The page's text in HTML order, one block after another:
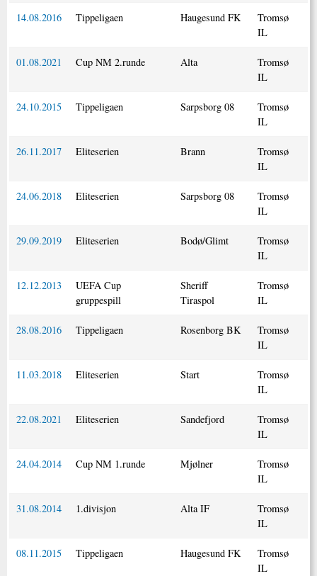
14.08.2016 Tippeligaen Haugesund FK
Tromsø
IL
01.08.2021 Cup NM 2.runde Alta
Tromsø
IL
24.10.2015 Tippeligaen Sarpsborg 08
Tromsø
IL
26.11.2017 Eliteserien Brann
Tromsø
IL
24.06.2018 Eliteserien Sarpsborg 08
Tromsø
IL
29.09.2019 Eliteserien Bodø/Glimt
Tromsø
IL
12.12.2013
UEFA Cup
gruppespill
Sheriff
Tiraspol
Tromsø
IL
28.08.2016 Tippeligaen Rosenborg BK
Tromsø
IL
11.03.2018 Eliteserien Start
Tromsø
IL
22.08.2021 Eliteserien Sandefjord
Tromsø
IL
24.04.2014 Cup NM 1.runde Mjølner
Tromsø
IL
31.08.2014 1.divisjon Alta IF
Tromsø
IL
08.11.2015 Tippeligaen Haugesund FK
Tromsø
IL